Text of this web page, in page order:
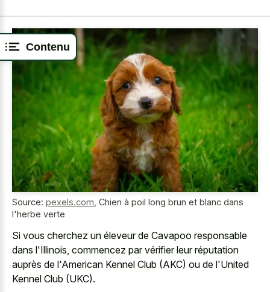
Contenu
Source: pexels.com Chien à poil long brun et blanc dans
l'herbe verte
Si vous cherchez un éleveur de Cavapoo responsable
dans l'Illinois, commencez par vérifier leur réputation
auprès de l'American Kennel Club (AKC) ou de l'United
Kennel Club (UKC).